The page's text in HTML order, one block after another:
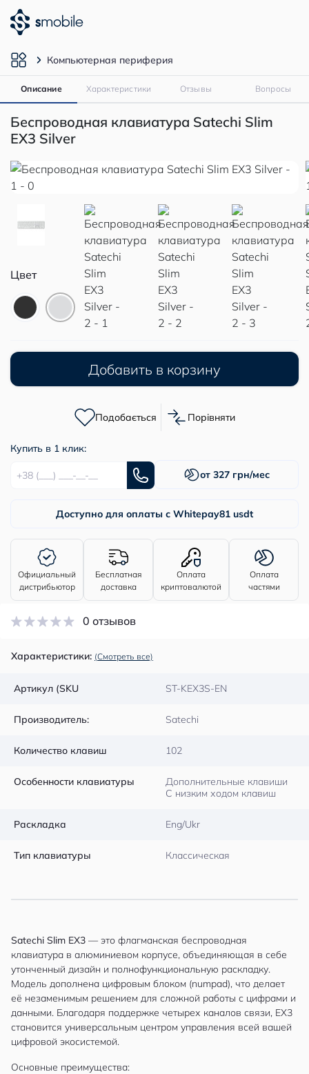
Компьютерная периферия
Описание Характеристики Отзывы Вопросы
Беспроводная клавиатура Satechi Slim
EX3 Silver
Цвет
Добавить в корзину
Подобається Порівняти
Купить в 1 клик:
от 327 грн/мес
Доступно для оплаты с Whitepay81 usdt
Официальный
дистрибьютор
Бесплатная
доставка
Оплата
криптовалютой
Оплата
частями
0 отзывов
Характеристики: (Смотреть все)
Артикул (SKU ST-KEX3S-EN
Производитель: Satechi
Количество клавиш 102
Особенности клавиатуры
Дополнительные клавиши
С низким ходом клавиш
Раскладка Eng/Ukr
Тип клавиатуры Классическая
Satechi Slim EX3 — это флагманская беспроводная
клавиатура в алюминиевом корпусе, объединяющая в себе
утонченный дизайн и полнофункциональную раскладку.
Модель дополнена цифровым блоком (numpad), что делает
её незаменимым решением для сложной работы с цифрами и
данными. Благодаря поддержке четырех каналов связи, EX3
становится универсальным центром управления всей вашей
цифровой экосистемой.
Основные преимущества: